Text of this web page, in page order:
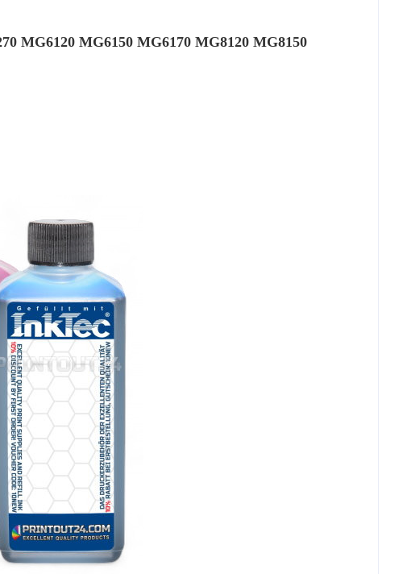
MG6120 MG6150 MG6170 MG8120 MG8150